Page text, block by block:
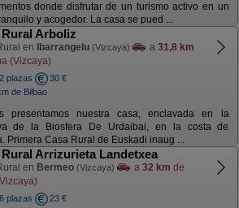
donde disfrutar de un turismo activo en un
y acogedor. La casa se pued ...
Rural Arboliz
en Ibarrangelu (Vizcaya) a 31,8 km
(Vizcaya)
plazas
30 €
de Bilbao
presentamos nuestra casa, enclavada en la
de la Biosfera De Urdaibai, en la costa de
Primera Casa Rural de Euskadi inaug ...
Rural Arrizurieta Landetxea
en Bermeo (Vizcaya) a 32 km de
plazas
23 €